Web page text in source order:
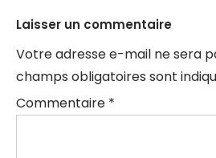
Laisser un commentaire
Votre adresse e-mail ne sera
champs obligatoires sont
Commentaire *